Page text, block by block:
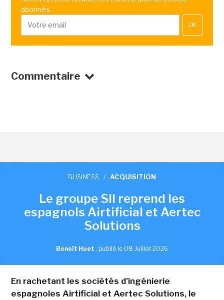
abonnés
OK
Commentaire
BUSINESS / ACQUISITION
Le groupe SII reprend les
espagnols Airtificial et Aertec
Solutions
Benoît Huet , publié le 08 Juillet 2026
En rachetant les sociétés d'ingénierie
espagnoles Airtificial et Aertec Solutions, le